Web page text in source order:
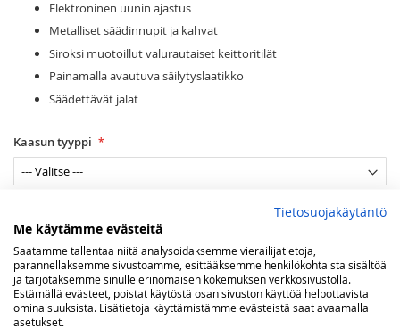
Elektroninen uunin ajastus
Metalliset säädinnupit ja kahvat
Siroksi muotoillut valurautaiset keittoritilät
Painamalla avautuva säilytyslaatikko
Säädettävät jalat
Kaasun tyyppi
Viimeistely
Tietosuojakäytäntö
Me käytämme evästeitä
Saatamme tallentaa niitä analysoidaksemme vierailijatietoja,
parannellaksemme sivustoamme, esittääksemme henkilökohtaista sisältöä
ja tarjotaksemme sinulle erinomaisen kokemuksen verkkosivustolla.
Estämällä evästeet, poistat käytöstä osan sivuston käyttöä helpottavista
ominaisuuksista. Lisätietoja käyttämistämme evästeistä saat avaamalla
asetukset.